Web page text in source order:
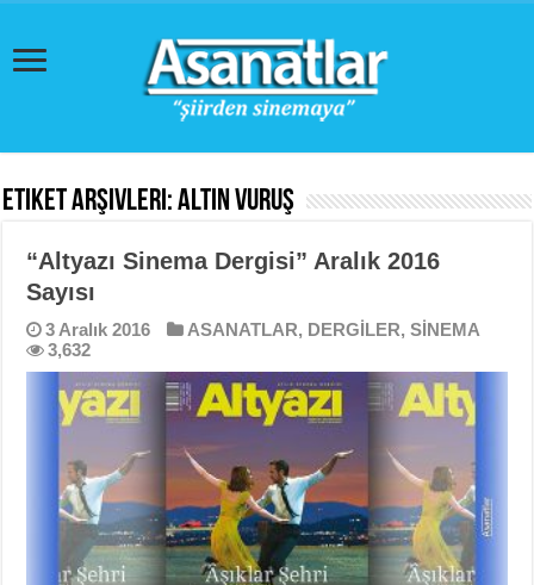
Etiket Arşivleri:Altın Vuruş
“Altyazı Sinema Dergisi” Aralık 2016
Sayısı
3 Aralık 2016 ASANATLAR, DERGİLER,SİNEMA
3,632